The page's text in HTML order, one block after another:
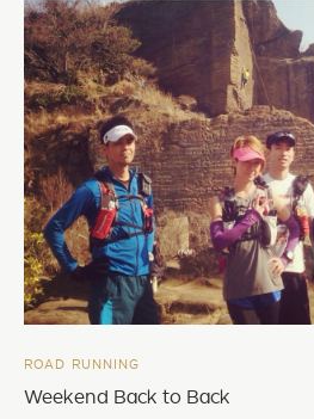
ROAD RUNNING
Weekend Back to Back